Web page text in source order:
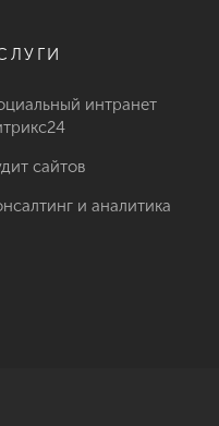
интранет
сайтов
и аналитика